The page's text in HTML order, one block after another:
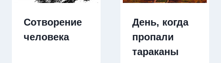
Сотворение
человека
День, когда
пропали
тараканы